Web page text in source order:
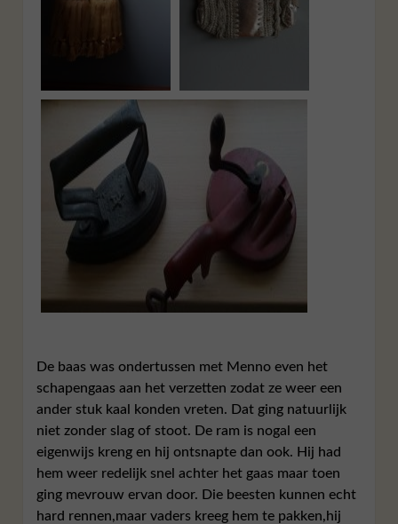
De baas was ondertussen met Menno even het
schapengaas aan het verzetten zodat ze weer een
ander stuk kaal konden vreten. Dat ging natuurlijk
niet zonder slag of stoot. De ram is nogal een
eigenwijs kreng en hij ontsnapte dan ook. Hij had
hem weer redelijk snel achter het gaas maar toen
ging mevrouw ervan door. Die beesten kunnen echt
hard rennen,maar vaders kreeg hem te pakken,hij